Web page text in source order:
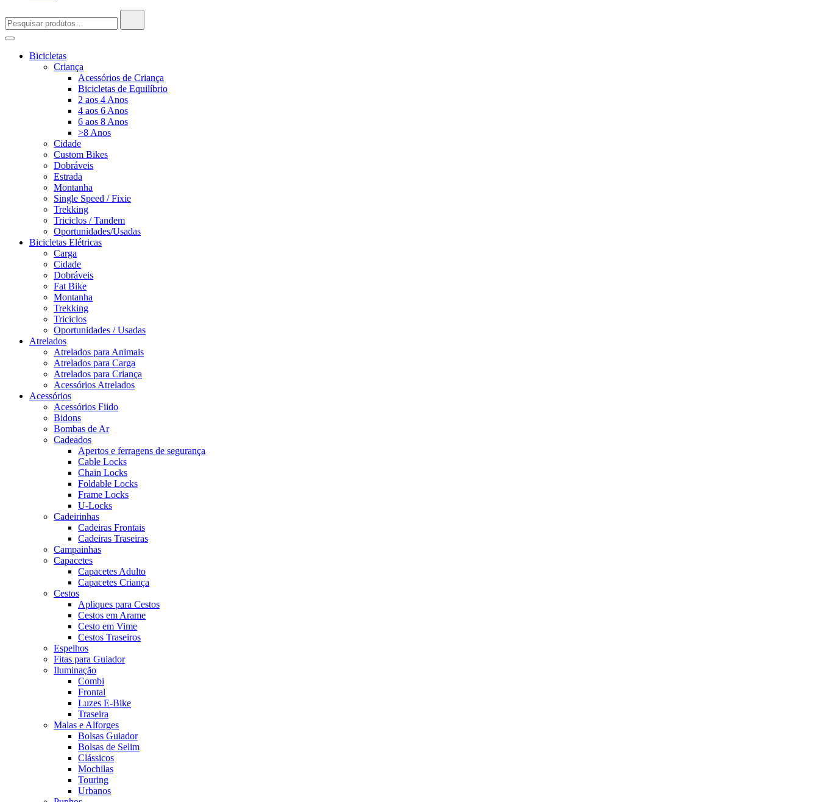
por:
Bicicletas
Criança
Acessórios de Criança
Bicicletas de Equilíbrio
2 aos 4 Anos
4 aos 6 Anos
6 aos 8 Anos
>8 Anos
Cidade
Custom Bikes
Dobráveis
Estrada
Montanha
Single Speed / Fixie
Trekking
Triciclos / Tandem
Oportunidades/Usadas
Bicicletas Elétricas
Carga
Cidade
Dobráveis
Fat Bike
Montanha
Trekking
Triciclos
Oportunidades / Usadas
Atrelados
Atrelados para Animais
Atrelados para Carga
Atrelados para Criança
Acessórios Atrelados
Acessórios
Acessórios Fiido
Bidons
Bombas de Ar
Cadeados
Apertos e ferragens de segurança
Cable Locks
Chain Locks
Foldable Locks
Frame Locks
U-Locks
Cadeirinhas
Cadeiras Frontais
Cadeiras Traseiras
Campainhas
Capacetes
Capacetes Adulto
Capacetes Criança
Cestos
Apliques para Cestos
Cestos em Arame
Cesto em Vime
Cestos Traseiros
Espelhos
Fitas para Guiador
Iluminação
Combi
Frontal
Luzes E-Bike
Traseira
Malas e Alforges
Bolsas Guiador
Bolsas de Selim
Clássicos
Mochilas
Touring
Urbanos